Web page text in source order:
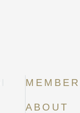
MEMBER
ABOUT